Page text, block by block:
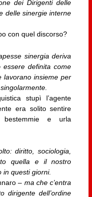
dei Dirigenti delle
delle sinergie interne
con quel discorso?
sinergia deriva
essere definita come
lavorano insieme per
stupì l’agente
era solito sentire
bestemmie e urla
diritto, sociologia,
quella e il nostro
questi giorni.
– ma che c’entra
dirigente dell’ordine